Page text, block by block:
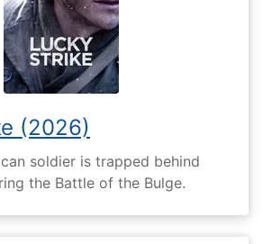
(2026)
soldier is trapped behind
the Battle of the Bulge.